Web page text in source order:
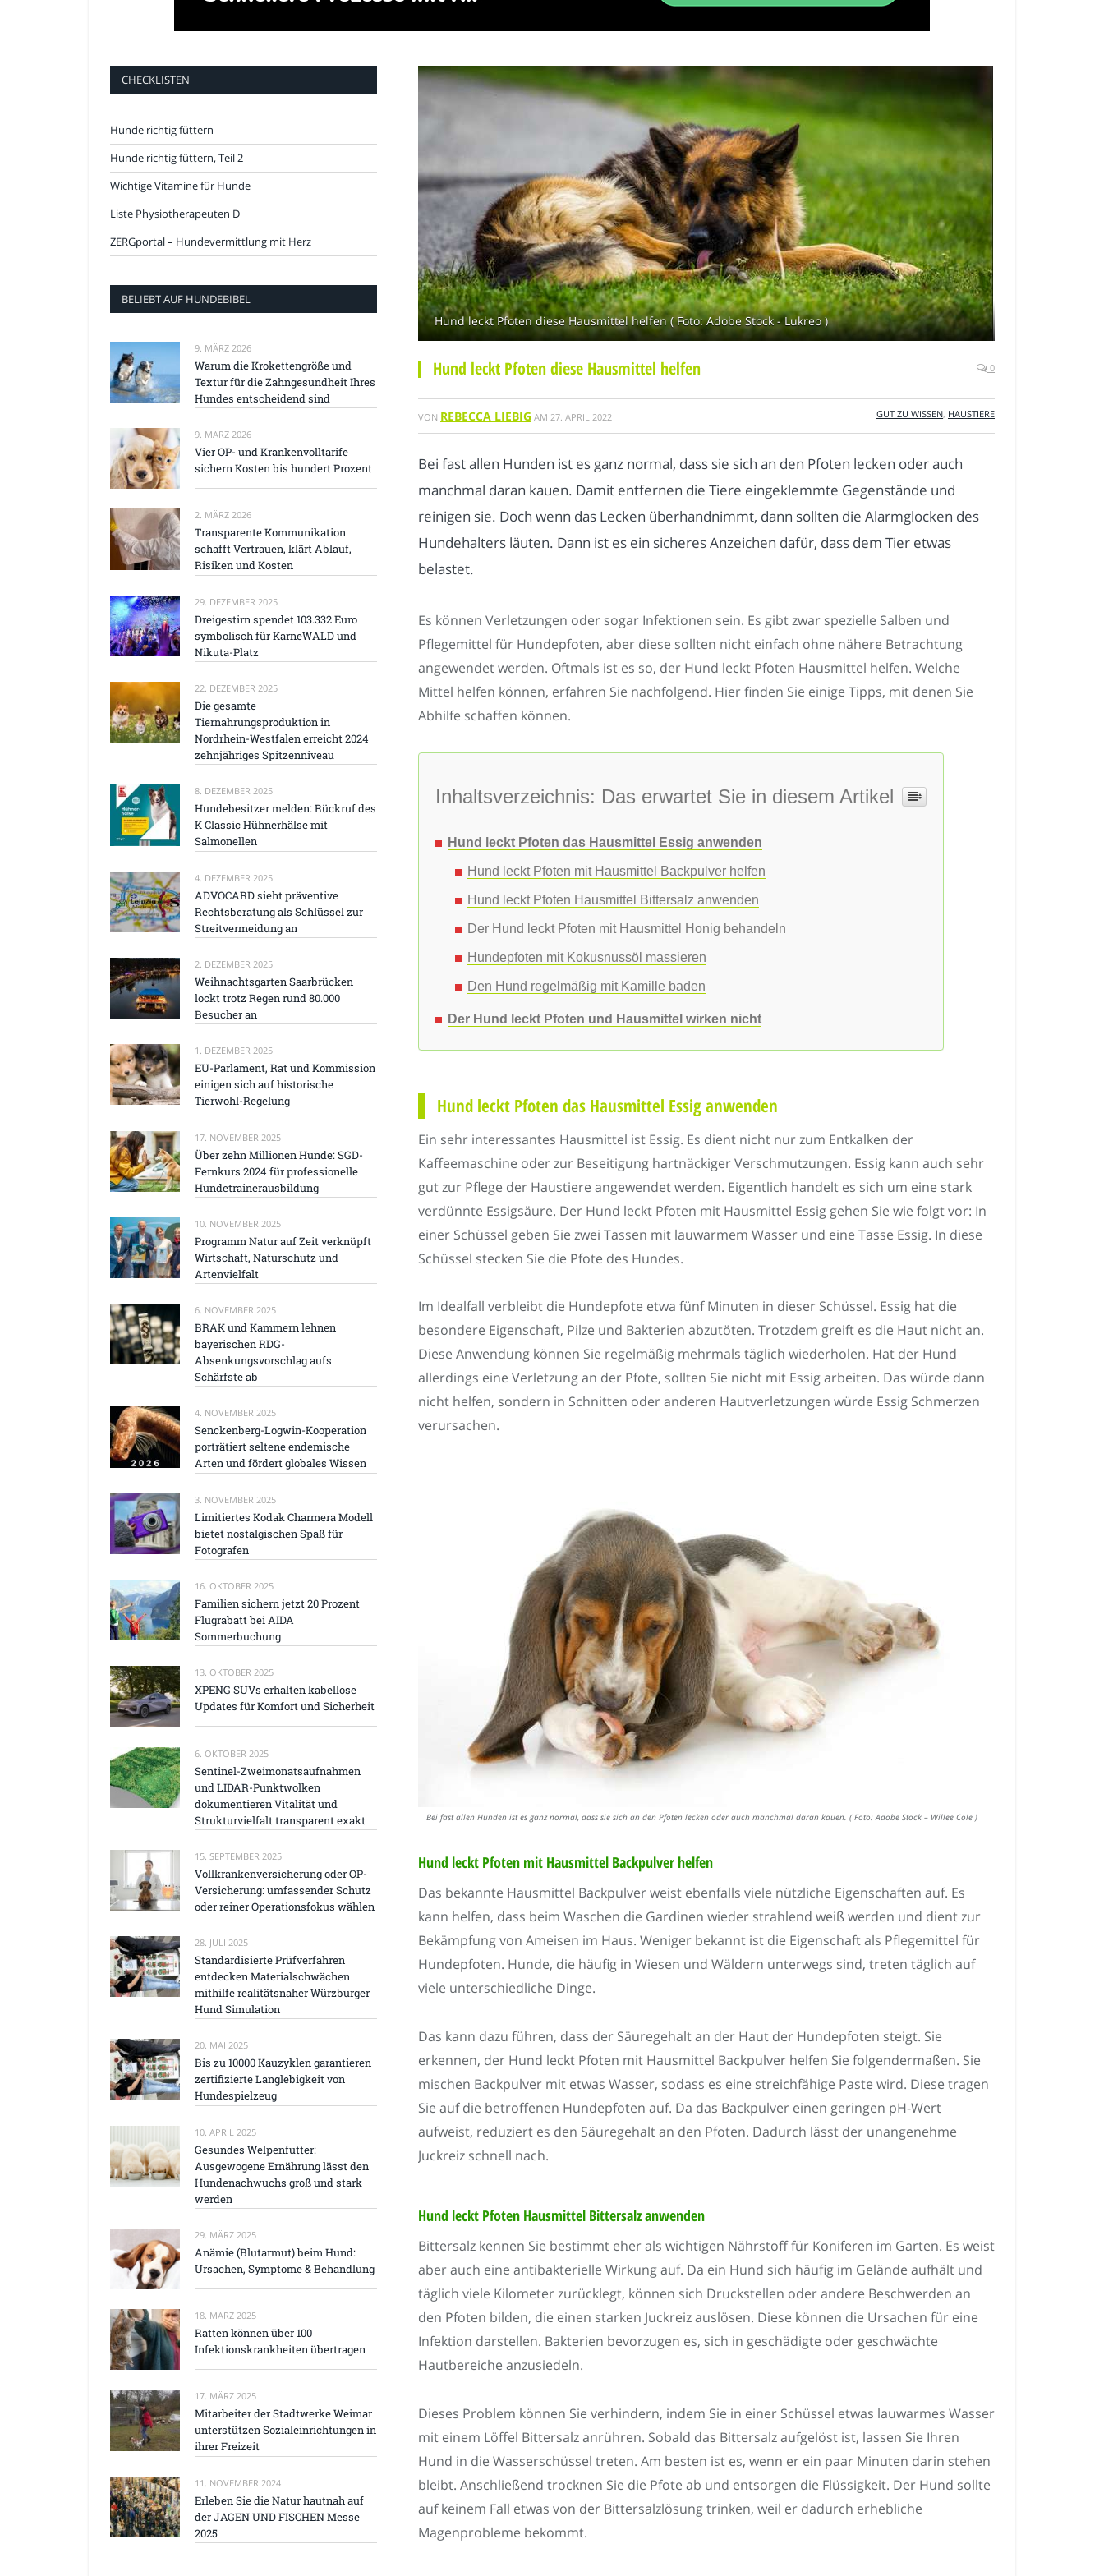
Hund leckt Pfoten diese Hausmittel helfen ( Foto: Adobe Stock - Lukreo )
Hund leckt Pfoten diese Hausmittel helfen 0
VON REBECCA LIEBIG AM 27. APRIL 2022 GUT ZU WISSEN, HAUSTIERE
Bei fast allen Hunden ist es ganz normal, dass sie sich an den Pfoten lecken oder auch
manchmal daran kauen. Damit entfernen die Tiere eingeklemmte Gegenstände und
reinigen sie. Doch wenn das Lecken überhandnimmt, dann sollten die Alarmglocken des
Hundehalters läuten. Dann ist es ein sicheres Anzeichen dafür, dass dem Tier etwas
belastet.
Es können Verletzungen oder sogar Infektionen sein. Es gibt zwar spezielle Salben und
Pflegemittel für Hundepfoten, aber diese sollten nicht einfach ohne nähere Betrachtung
angewendet werden. Oftmals ist es so, der Hund leckt Pfoten Hausmittel helfen. Welche
Mittel helfen können, erfahren Sie nachfolgend. Hier finden Sie einige Tipps, mit denen Sie
Abhilfe schaffen können.
Inhaltsverzeichnis: Das erwartet Sie in diesem Artikel
Hund leckt Pfoten das Hausmittel Essig anwenden
Hund leckt Pfoten mit Hausmittel Backpulver helfen
Hund leckt Pfoten Hausmittel Bittersalz anwenden
Der Hund leckt Pfoten mit Hausmittel Honig behandeln
Hundepfoten mit Kokusnussöl massieren
Den Hund regelmäßig mit Kamille baden
Der Hund leckt Pfoten und Hausmittel wirken nicht
Hund leckt Pfoten das Hausmittel Essig anwenden
Ein sehr interessantes Hausmittel ist Essig. Es dient nicht nur zum Entkalken der
Kaffeemaschine oder zur Beseitigung hartnäckiger Verschmutzungen. Essig kann auch sehr
gut zur Pflege der Haustiere angewendet werden. Eigentlich handelt es sich um eine stark
verdünnte Essigsäure. Der Hund leckt Pfoten mit Hausmittel Essig gehen Sie wie folgt vor: In
einer Schüssel geben Sie zwei Tassen mit lauwarmem Wasser und eine Tasse Essig. In diese
Schüssel stecken Sie die Pfote des Hundes.
Im Idealfall verbleibt die Hundepfote etwa fünf Minuten in dieser Schüssel. Essig hat die
besondere Eigenschaft, Pilze und Bakterien abzutöten. Trotzdem greift es die Haut nicht an.
Diese Anwendung können Sie regelmäßig mehrmals täglich wiederholen. Hat der Hund
allerdings eine Verletzung an der Pfote, sollten Sie nicht mit Essig arbeiten. Das würde dann
nicht helfen, sondern in Schnitten oder anderen Hautverletzungen würde Essig Schmerzen
verursachen.
Bei fast allen Hunden ist es ganz normal, dass sie sich an den Pfoten lecken oder auch manchmal daran kauen. ( Foto: Adobe Stock – Willee Cole )
Hund leckt Pfoten mit Hausmittel Backpulver helfen
Das bekannte Hausmittel Backpulver weist ebenfalls viele nützliche Eigenschaften auf. Es
kann helfen, dass beim Waschen die Gardinen wieder strahlend weiß werden und dient zur
Bekämpfung von Ameisen im Haus. Weniger bekannt ist die Eigenschaft als Pflegemittel für
Hundepfoten. Hunde, die häufig in Wiesen und Wäldern unterwegs sind, treten täglich auf
viele unterschiedliche Dinge.
Das kann dazu führen, dass der Säuregehalt an der Haut der Hundepfoten steigt. Sie
erkennen, der Hund leckt Pfoten mit Hausmittel Backpulver helfen Sie folgendermaßen. Sie
mischen Backpulver mit etwas Wasser, sodass es eine streichfähige Paste wird. Diese tragen
Sie auf die betroffenen Hundepfoten auf. Da das Backpulver einen geringen pH-Wert
aufweist, reduziert es den Säuregehalt an den Pfoten. Dadurch lässt der unangenehme
Juckreiz schnell nach.
Hund leckt Pfoten Hausmittel Bittersalz anwenden
Bittersalz kennen Sie bestimmt eher als wichtigen Nährstoff für Koniferen im Garten. Es weist
aber auch eine antibakterielle Wirkung auf. Da ein Hund sich häufig im Gelände aufhält und
täglich viele Kilometer zurücklegt, können sich Druckstellen oder andere Beschwerden an
den Pfoten bilden, die einen starken Juckreiz auslösen. Diese können die Ursachen für eine
Infektion darstellen. Bakterien bevorzugen es, sich in geschädigte oder geschwächte
Hautbereiche anzusiedeln.
Dieses Problem können Sie verhindern, indem Sie in einer Schüssel etwas lauwarmes Wasser
mit einem Löffel Bittersalz anrühren. Sobald das Bittersalz aufgelöst ist, lassen Sie Ihren
Hund in die Wasserschüssel treten. Am besten ist es, wenn er ein paar Minuten darin stehen
bleibt. Anschließend trocknen Sie die Pfote ab und entsorgen die Flüssigkeit. Der Hund sollte
auf keinem Fall etwas von der Bittersalzlösung trinken, weil er dadurch erhebliche
Magenprobleme bekommt.
CHECKLISTEN
Hunde richtig füttern
Hunde richtig füttern, Teil 2
Wichtige Vitamine für Hunde
Liste Physiotherapeuten D
ZERGportal – Hundevermittlung mit Herz
BELIEBT AUF HUNDEBIBEL
9. MÄRZ 2026
Warum die Krokettengröße und
Textur für die Zahngesundheit Ihres
Hundes entscheidend sind
9. MÄRZ 2026
Vier OP- und Krankenvolltarife
sichern Kosten bis hundert Prozent
2. MÄRZ 2026
Transparente Kommunikation
schafft Vertrauen, klärt Ablauf,
Risiken und Kosten
29. DEZEMBER 2025
Dreigestirn spendet 103.332 Euro
symbolisch für KarneWALD und
Nikuta-Platz
22. DEZEMBER 2025
Die gesamte
Tiernahrungsproduktion in
Nordrhein-Westfalen erreicht 2024
zehnjähriges Spitzenniveau
8. DEZEMBER 2025
Hundebesitzer melden: Rückruf des
K Classic Hühnerhälse mit
Salmonellen
4. DEZEMBER 2025
ADVOCARD sieht präventive
Rechtsberatung als Schlüssel zur
Streitvermeidung an
2. DEZEMBER 2025
Weihnachtsgarten Saarbrücken
lockt trotz Regen rund 80.000
Besucher an
1. DEZEMBER 2025
EU-Parlament, Rat und Kommission
einigen sich auf historische
Tierwohl-Regelung
17. NOVEMBER 2025
Über zehn Millionen Hunde: SGD-
Fernkurs 2024 für professionelle
Hundetrainerausbildung
10. NOVEMBER 2025
Programm Natur auf Zeit verknüpft
Wirtschaft, Naturschutz und
Artenvielfalt
6. NOVEMBER 2025
BRAK und Kammern lehnen
bayerischen RDG-
Absenkungsvorschlag aufs
Schärfste ab
4. NOVEMBER 2025
Senckenberg-Logwin-Kooperation
porträtiert seltene endemische
Arten und fördert globales Wissen
3. NOVEMBER 2025
Limitiertes Kodak Charmera Modell
bietet nostalgischen Spaß für
Fotografen
16. OKTOBER 2025
Familien sichern jetzt 20 Prozent
Flugrabatt bei AIDA
Sommerbuchung
13. OKTOBER 2025
XPENG SUVs erhalten kabellose
Updates für Komfort und Sicherheit
6. OKTOBER 2025
Sentinel-Zweimonatsaufnahmen
und LIDAR-Punktwolken
dokumentieren Vitalität und
Strukturvielfalt transparent exakt
15. SEPTEMBER 2025
Vollkrankenversicherung oder OP-
Versicherung: umfassender Schutz
oder reiner Operationsfokus wählen
28. JULI 2025
Standardisierte Prüfverfahren
entdecken Materialschwächen
mithilfe realitätsnaher Würzburger
Hund Simulation
20. MAI 2025
Bis zu 10000 Kauzyklen garantieren
zertifizierte Langlebigkeit von
Hundespielzeug
10. APRIL 2025
Gesundes Welpenfutter:
Ausgewogene Ernährung lässt den
Hundenachwuchs groß und stark
werden
29. MÄRZ 2025
Anämie (Blutarmut) beim Hund:
Ursachen, Symptome & Behandlung
18. MÄRZ 2025
Ratten können über 100
Infektionskrankheiten übertragen
17. MÄRZ 2025
Mitarbeiter der Stadtwerke Weimar
unterstützen Sozialeinrichtungen in
ihrer Freizeit
11. NOVEMBER 2024
Erleben Sie die Natur hautnah auf
der JAGEN UND FISCHEN Messe
2025